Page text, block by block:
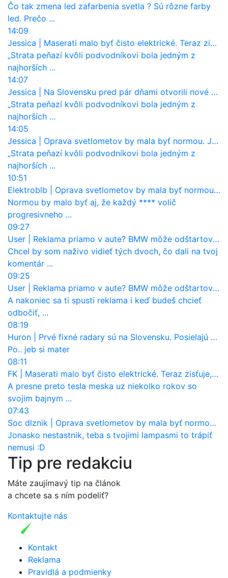
Čo tak zmena led zafarbenia svetla ? Sú rôzne farby
led. Prečo ...
14:09
Jessica
Maserati malo byť čisto elektrické. Teraz zisťuje, že potrebuje nový osemvalcový motor
„Strata peňazí kvôli podvodníkovi bola jedným z
najhorších ...
14:07
Jessica
Na Slovensku pred pár dňami otvorili nové mosty, ktoré to sú?
„Strata peňazí kvôli podvodníkovi bola jedným z
najhorších ...
14:05
Jessica
Oprava svetlometov by mala byť normou. Jeden nový dnes stojí priemerne 1251 eur!
„Strata peňazí kvôli podvodníkovi bola jedným z
najhorších ...
10:51
Elektroblb
Oprava svetlometov by mala byť normou. Jeden nový dnes stojí priemerne 1251 eur!
Normou by malo byť aj, že každý **** volič
progresivneho ...
09:27
User
Reklama priamo v aute? BMW môže odštartovať nový trend
Chcel by som naživo vidieť tých dvoch, čo dali na tvoj
komentár ...
09:25
User
Reklama priamo v aute? BMW môže odštartovať nový trend
A nakoniec sa ti spustí reklama i keď budeš chcieť
odbočiť, ...
08:19
Huron
Prvé fixné radary sú na Slovensku. Posielajú už pokuty? Ukáže ich Waze?
Po.. jeb si mater
08:11
FK
Maserati malo byť čisto elektrické. Teraz zisťuje, že potrebuje nový osemvalcový motor
A presne preto tesla meska uz niekolko rokov so
svojim bajnym ...
07:43
Soc dlznik
Oprava svetlometov by mala byť normou. Jeden nový dnes stojí priemerne 1251 eur!
Jonasko nestastnik, teba s tvojimi lampasmi to trápiť
nemusi :D
Tip pre redakciu
Máte zaujímavý tip na článok
a chcete sa s ním podeliť?
Kontaktujte nás
Kontakt
Reklama
Pravidlá a podmienky